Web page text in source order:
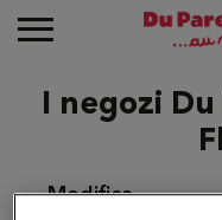
I negozi
Modifica